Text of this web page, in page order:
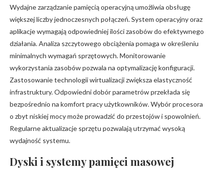
Wydajne zarządzanie pamięcią operacyjną umożliwia obsługę
większej liczby jednoczesnych połączeń. System operacyjny oraz
aplikacje wymagają odpowiedniej ilości zasobów do efektywnego
działania. Analiza szczytowego obciążenia pomaga w określeniu
minimalnych wymagań sprzętowych. Monitorowanie
wykorzystania zasobów pozwala na optymalizację konfiguracji.
Zastosowanie technologii wirtualizacji zwiększa elastyczność
infrastruktury. Odpowiedni dobór parametrów przekłada się
bezpośrednio na komfort pracy użytkowników. Wybór procesora
o zbyt niskiej mocy może prowadzić do przestojów i spowolnień.
Regularne aktualizacje sprzętu pozwalają utrzymać wysoką
wydajność systemu.
Dyski i systemy pamięci masowej